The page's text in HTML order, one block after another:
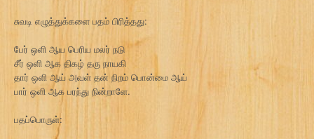
சுவடி எழுத்துக்களை பதம் பிரித்தது:
பேர் ஒளி ஆய பெரிய மலர் நடு
சீர் ஒளி ஆக திகழ் தரு நாயகி
தார் ஒளி ஆய் அவள் தன் நிறம் பொன்மை ஆய்
பார் ஒளி ஆக பரந்து நின்றாளே.
பதப்பொருள்: